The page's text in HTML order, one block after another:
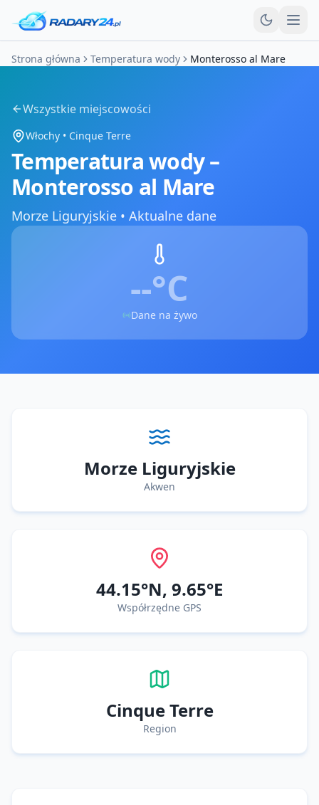
Strona główna Temperatura wody Monterosso al Mare
Wszystkie miejscowości
Włochy • Cinque Terre
Temperatura wody –
Monterosso al Mare
Morze Liguryjskie • Aktualne dane
--°C
Dane na żywo
Morze Liguryjskie
Akwen
44.15°N, 9.65°E
Współrzędne GPS
Cinque Terre
Region